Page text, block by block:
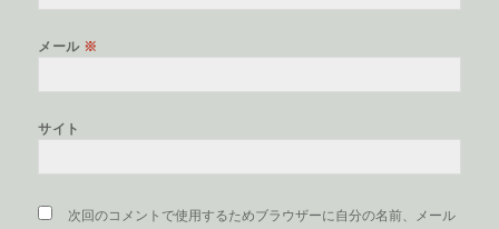
メール ※
サイト
次回のコメントで使用するためブラウザーに自分の名前、メール